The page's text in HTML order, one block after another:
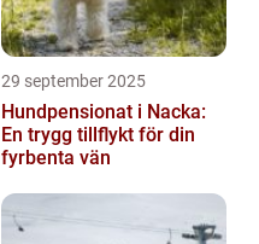
29 september 2025
Hundpensionat i Nacka:
En trygg tillflykt för din
fyrbenta vän